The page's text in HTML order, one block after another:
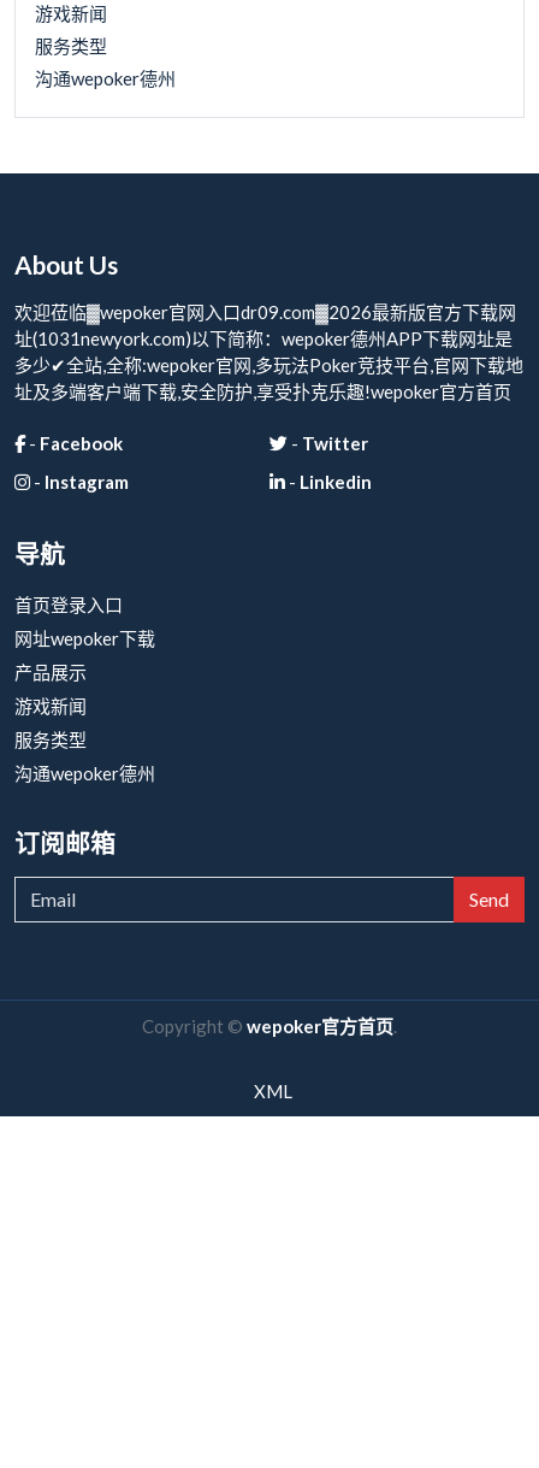
游戏新闻
服务类型
沟通wepoker德州
About Us
欢迎莅临▓wepoker官网入口dr09.com▓2026最新版官方下载网
址(1031newyork.com)以下简称：wepoker德州APP下载网址是
多少✔全站,全称:wepoker官网,多玩法Poker竞技平台,官网下载地
址及多端客户端下载,安全防护,享受扑克乐趣!wepoker官方首页
- Facebook - Twitter
- Instagram - Linkedin
导航
首页登录入口
网址wepoker下载
产品展示
游戏新闻
服务类型
沟通wepoker德州
订阅邮箱
Send
Copyright © wepoker官方首页.
XML